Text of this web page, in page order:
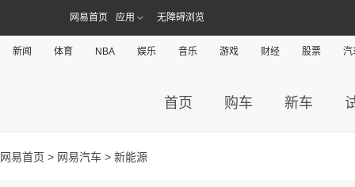
网易首页 应用 无障碍浏览
新闻 体育 NBA 娱乐 音乐 游戏 财经 股票 汽
首页 购车 新车
网易首页 > 网易汽车 > 新能源